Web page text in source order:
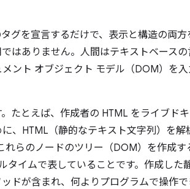
グを宣言するだけで、表示と構造の両方
はありません。人間はテキストベースの
ント オブジェクト モデル（DOM）を入
たとえば、作成者の HTML をライブド
、HTML（静的なテキスト文字列）を解
らのノードのツリー（DOM）を作成す
タイムで表していることです。作成した
ドが含まれ、何よりプログラムで操作で